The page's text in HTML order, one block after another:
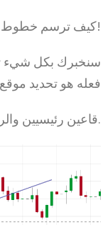
!كيف ترسم خطوط
سنخبرك بكل شيء
فعله هو تحديد
.قاعين رئيسيين